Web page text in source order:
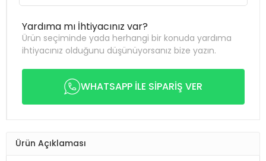
Yardıma mı İhtiyacınız var?
Ürün seçiminde yada herhangi bir konuda yardıma
ihtiyacınız olduğunu düşünüyorsanız bize yazın.
WHATSAPP İLE SİPARİŞ VER
Ürün Açıklaması